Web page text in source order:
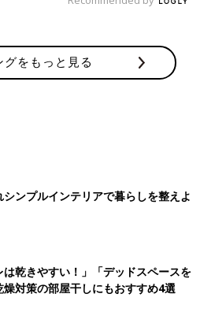
ースを子どもの遊び場に。将来的に
わずに、ダイニングテーブルで勉
います。LDのゆとりスペースを
置ける、ダイニング広めの間取り
と、ベッド、デスク、本棚などの
り広い部屋が必要な場合がありま
屋にあてることをおすすめします。
グをもっと見る
ンプルインテリアで暮らしを整えよ
は乾きやすい！」「デッドスペースを
対策の部屋干しにもおすすめ4選